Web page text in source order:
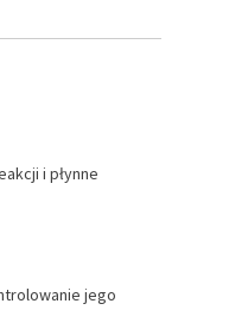
i płynne
jego